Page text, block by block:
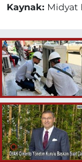
Kaynak: Midyat